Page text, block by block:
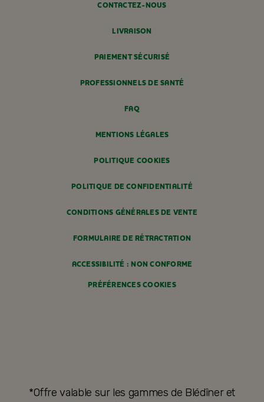
CONTACTEZ-NOUS
LIVRAISON
PAIEMENT SÉCURISÉ
PROFESSIONNELS DE SANTÉ
FAQ
MENTIONS LÉGALES
POLITIQUE COOKIES
POLITIQUE DE CONFIDENTIALITÉ
CONDITIONS GÉNÉRALES DE VENTE
FORMULAIRE DE RÉTRACTATION
ACCESSIBILITÉ : NON CONFORME
PRÉFÉRENCES COOKIES
*Offre valable sur les gammes de Blédîner et